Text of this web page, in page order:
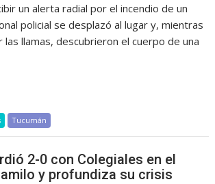
un alerta radial por el incendio de un
policial se desplazó al lugar y, mientras
llamas, descubrieron el cuerpo de una
Tucumán
2-0 con Colegiales en el
y profundiza su crisis